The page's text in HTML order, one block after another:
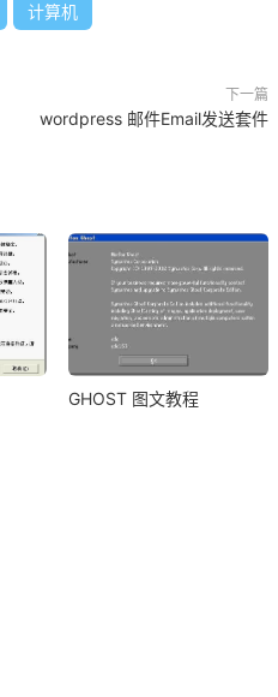
计算机
下一篇
wordpress 邮件Email发送套件
GHOST 图文教程